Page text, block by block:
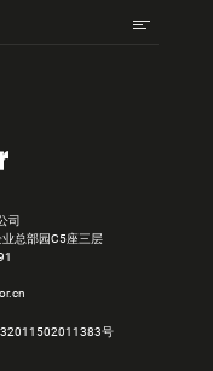
司
总部园C5座三层
32011502011383号